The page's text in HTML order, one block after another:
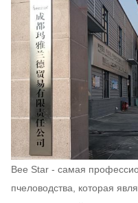
Bee Star - самая
пчеловодства, которая